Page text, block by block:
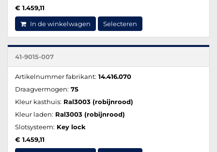
€ 1.459,11
In de winkelwagen Selecteren
41-9015-007
Artikelnummer fabrikant: 14.416.070
Draagvermogen: 75
Kleur kasthuis: Ral3003 (robijnrood)
Kleur laden: Ral3003 (robijnrood)
Slotsysteem: Key lock
€ 1.459,11